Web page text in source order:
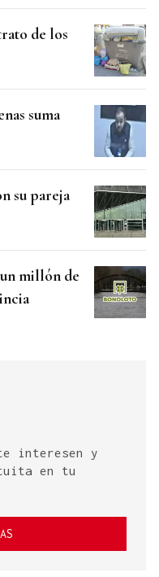
de los
suma
su pareja
millón de
interesen y
en tu